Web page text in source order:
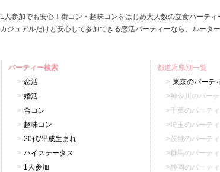
1人参加でも安心！街コン・趣味コンをはじめ大人数の立食パーテ
カジュアルだけど安心して参加できる恋活パーティーなら、ルータ
パーティー検索
恋活
婚活
合コン
趣味コン
20代/平成生まれ
ハイステータス
1人参加
都道府県別一覧
東京のパーテ
神奈川のパー
千葉のパーテ
埼玉のパーテ
茨城のパーテ
群馬のパーテ
静岡のパーテ